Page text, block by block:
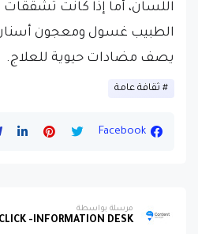
اللسان، أما إذا كانت
الطبيب غسول ومعجون أسنان
يصف مضادات حيوية للعلاج.
ثقافة عامة
Facebook
مرسلة بواسطة
-INFORMATION DESK